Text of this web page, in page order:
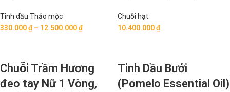
Tinh dầu Thảo mộc
330.000₫ – 12.500.000₫
Chuỗi hạt
10.400.000₫
Chuỗi Trầm Hương
đeo tay Nữ 1 Vòng,
Tinh Dầu Bưởi
(Pomelo Essential Oil)